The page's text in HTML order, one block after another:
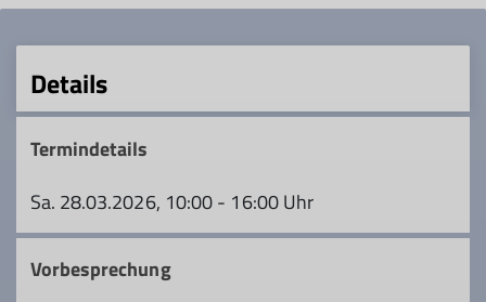
Details
Termindetails
Sa. 28.03.2026, 10:00 - 16:00 Uhr
Vorbesprechung